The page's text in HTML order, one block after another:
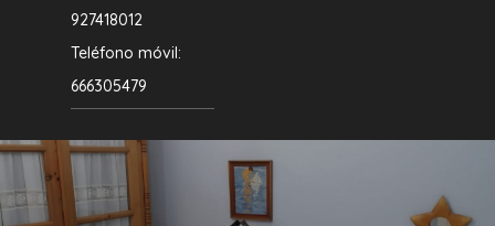
927418012
Teléfono móvil:
666305479